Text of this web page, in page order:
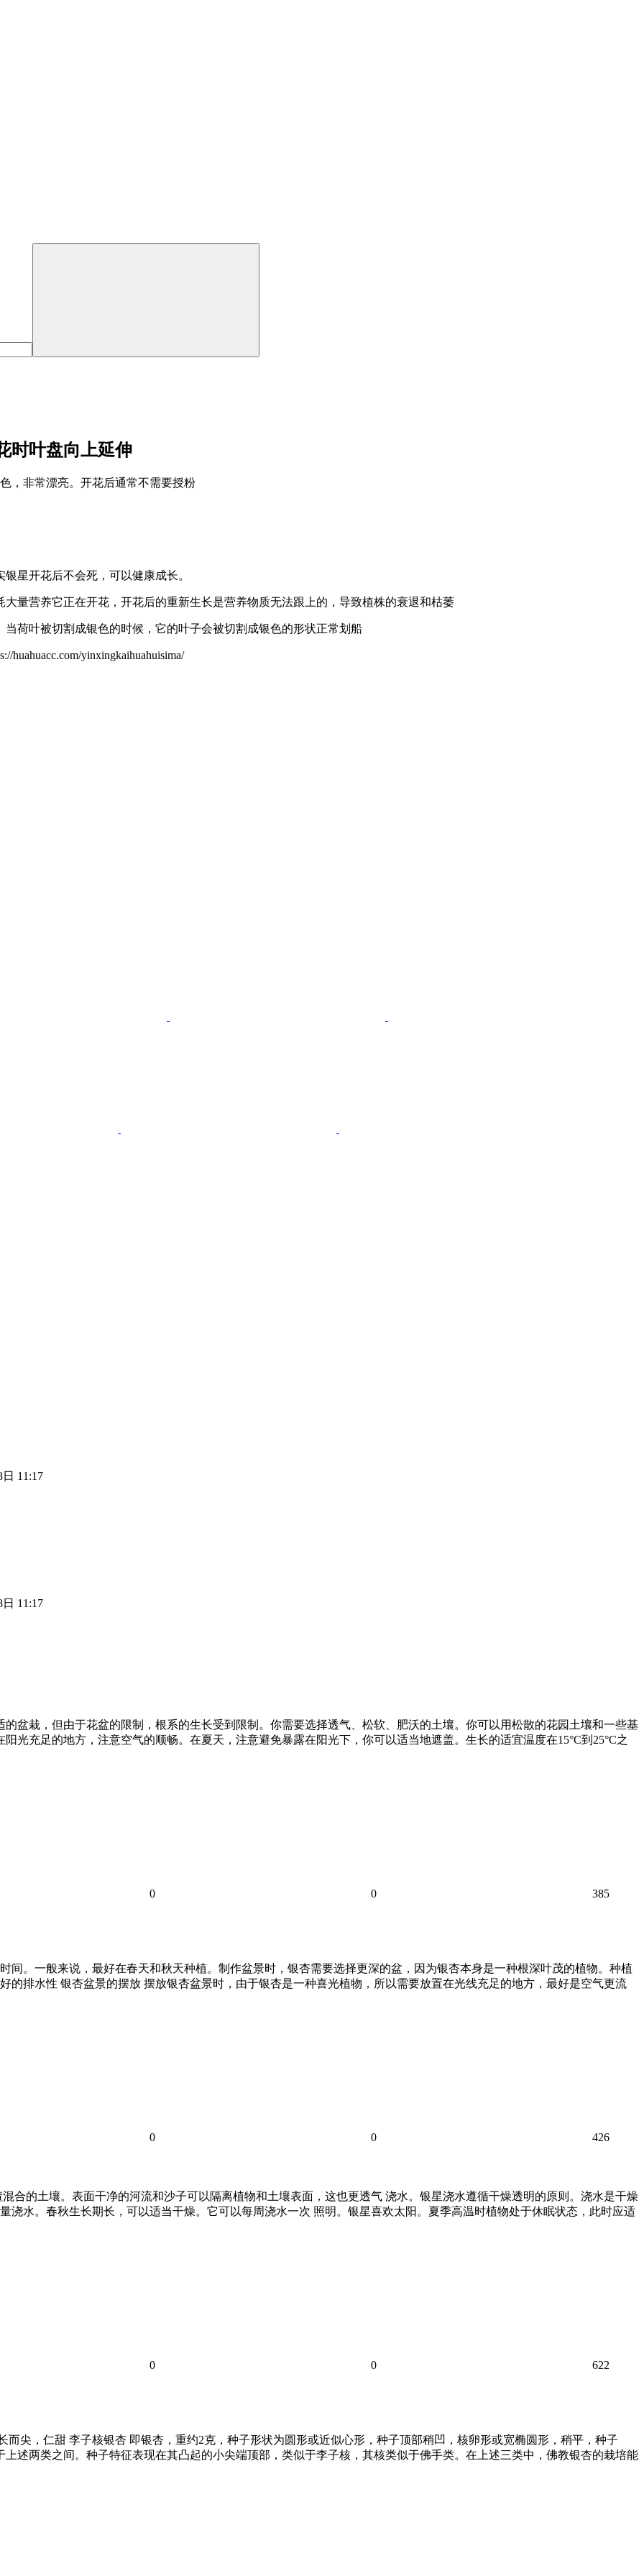
时叶盘向上延伸
，非常漂亮。开花后通常不需要授粉
星开花后不会死，可以健康成长。
量营养它正在开花，开花后的重新生长是营养物质无法跟上的，导致植株的衰退和枯萎
荷叶被切割成银色的时候，它的叶子会被切割成银色的形状正常划船
yinxingkaihuahuisima/
11:17
11:17
盆栽，但由于花盆的限制，根系的生长受到限制。你需要选择透气、松软、肥沃的土壤。你可以用松散的花园土壤和一些基
光充足的地方，注意空气的顺畅。在夏天，注意避免暴露在阳光下，你可以适当地遮盖。生长的适宜温度在15°C到25°C之
0 0 385
间。一般来说，最好在春天和秋天种植。制作盆景时，银杏需要选择更深的盆，因为银杏本身是一种根深叶茂的植物。种植
的排水性 银杏盆景的摆放 摆放银杏盆景时，由于银杏是一种喜光植物，所以需要放置在光线充足的地方，最好是空气更流
0 0 426
合的土壤。表面干净的河流和沙子可以隔离植物和土壤表面，这也更透气 浇水。银星浇水遵循干燥透明的原则。浇水是干燥
浇水。春秋生长期长，可以适当干燥。它可以每周浇水一次 照明。银星喜欢太阳。夏季高温时植物处于休眠状态，此时应适
0 0 622
尖，仁甜 李子核银杏 即银杏，重约2克，种子形状为圆形或近似心形，种子顶部稍凹，核卵形或宽椭圆形，稍平，种子
述两类之间。种子特征表现在其凸起的小尖端顶部，类似于李子核，其核类似于佛手类。在上述三类中，佛教银杏的栽培能